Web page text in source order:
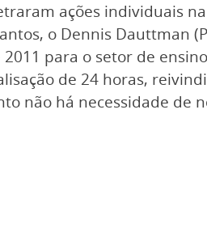
ações individuais
o Dennis Dauttman
para o setor de
de 24 horas,
não há necessidade de